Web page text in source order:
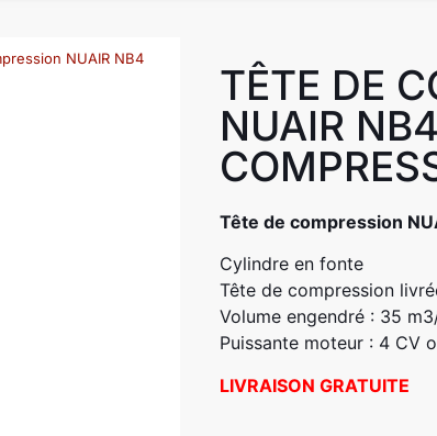
NUAIR NB4
TÊTE DE
NUAIR
Tête de compression
Cylindre en fonte
Tête de compression
Volume engendré : 35
Puissante moteur : 4 CV
LIVRAISON GRATUITE